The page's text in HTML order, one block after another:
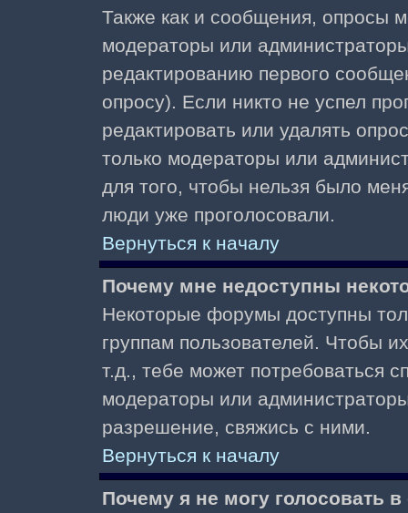
Также как и сообщения, опросы
модераторы или
редактированию первого
опросу). Если никто не успел
редактировать или удалять
только модераторы или
для того, чтобы нельзя было
люди уже проголосовали.
Вернуться к началу
Почему мне недоступны
Некоторые форумы доступны
группам пользователей. Чтобы
т.д., тебе может потребоваться
модераторы или
разрешение, свяжись с ними.
Вернуться к началу
Почему я не могу голосовать